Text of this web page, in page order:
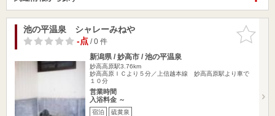
お気に入
りに追加
池の平温泉 シャレーみねや
-点/ 0 件
新潟県 / 妙高市 / 池の平温泉
妙高高原駅3.76km
妙高高原ＩＣより５分／上信越本線 妙高高原駅より車で
１０分
営業時間
入浴料金 ～
宿泊 硫黄泉